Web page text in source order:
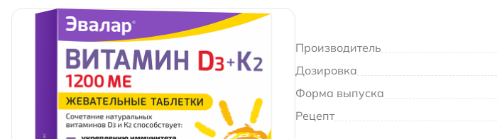
Производитель
Дозировка
Форма выпуска
Рецепт